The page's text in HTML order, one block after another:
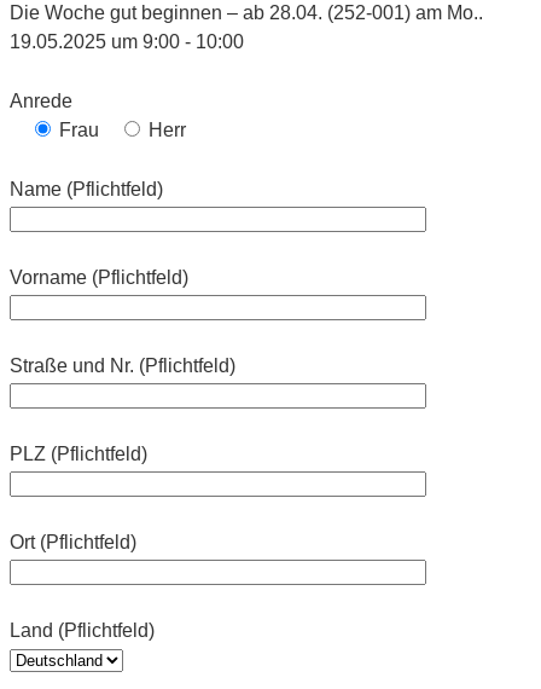
Die Woche gut beginnen – ab 28.04. (252-001) am Mo..
19.05.2025 um 9:00 - 10:00
Anrede
Frau
Herr
Name (Pflichtfeld)
Vorname (Pflichtfeld)
Straße und Nr. (Pflichtfeld)
PLZ (Pflichtfeld)
Ort (Pflichtfeld)
Land (Pflichtfeld)